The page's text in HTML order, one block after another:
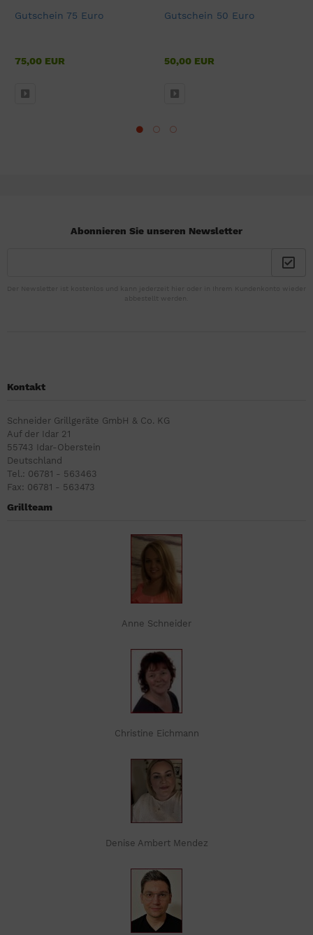
Gutschein 75 Euro
75,00 EUR
Gutschein 50 Euro
50,00 EUR
Abonnieren Sie unseren Newsletter
Der Newsletter ist kostenlos und kann jederzeit hier oder in Ihrem Kundenkonto wieder
abbestellt werden.
Kontakt
Schneider Grillgeräte GmbH & Co. KG
Auf der Idar 21
55743 Idar-Oberstein
Deutschland
Tel.: 06781 - 563463
Fax: 06781 - 563473
Grillteam
Anne Schneider
Christine Eichmann
Denise Ambert Mendez